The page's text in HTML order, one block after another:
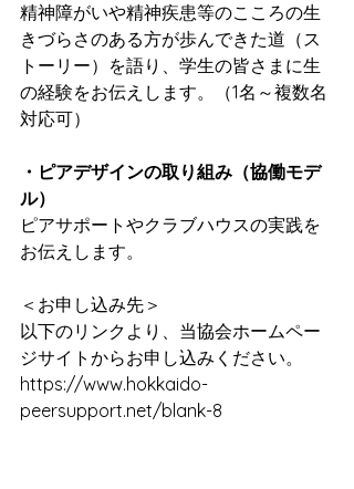
精神障がいや精神疾患等のこころの生
きづらさのある方が歩んできた道（ス
トーリー）を語り、学生の皆さまに生
の経験をお伝えします。（1名～複数名
対応可）
・ピアデザインの取り組み（協働モデ
ル）
ピアサポートやクラブハウスの実践を
お伝えします。
＜お申し込み先＞
以下のリンクより、当協会ホームペー
ジサイトからお申し込みください。
https://www.hokkaido-
peersupport.net/blank-8